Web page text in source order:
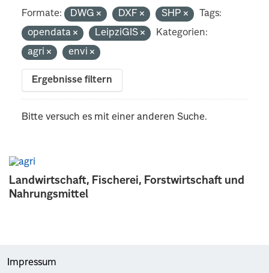
Landwirtschaft, Fischerei, Forstwirtschaft und
Nahrungsmittel
Formate: DWG DXF SHP
Tags:
opendata
LeipziGIS
Kategorien:
agri
envi
Ergebnisse filtern
Bitte versuch es mit einer anderen Suche.
Impressum